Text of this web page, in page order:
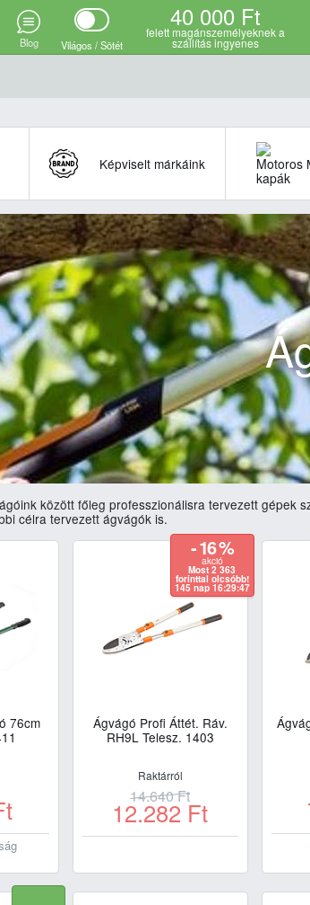
Blog Világos / Sötét
40 000 Ft
felett magánszemélyeknek a
szállítás ingyenes
Képviselt márkáink
között főleg professzionálisra tervezett gépek
célra tervezett ágvágók is.
76cm
- 16 %
akció
Most 2 363
forinttal olcsóbb!
145 nap 16:29:46
Ágvágó Profi Áttét. Ráv.
RH9L Telesz. 1403
Raktárról
14.640Ft
12.282 Ft